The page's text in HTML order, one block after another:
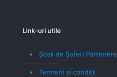
Link-uri utile
Școli de Șoferi Partenere
Termeni şi condiţii